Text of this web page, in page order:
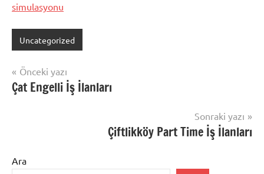
simulasyonu
Uncategorized
Yazı
gezinmesi
Önceki yazı
Çat Engelli İş İlanları
Sonraki yazı
Çiftlikköy Part Time İş İlanları
Ara